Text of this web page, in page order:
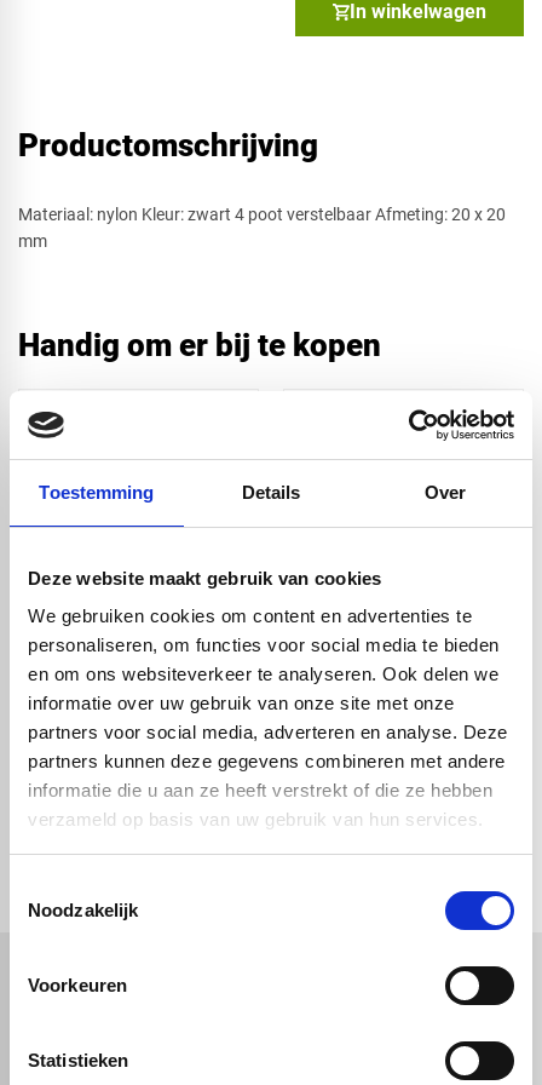
Toestemming Details Over
Deze website maakt gebruik van cookies
We gebruiken cookies om content en advertenties te
personaliseren, om functies voor social media te bieden
en om ons websiteverkeer te analyseren. Ook delen we
informatie over uw gebruik van onze site met onze
partners voor social media, adverteren en analyse. Deze
partners kunnen deze gegevens combineren met andere
informatie die u aan ze heeft verstrekt of die ze hebben
verzameld op basis van uw gebruik van hun services.
Noodzakelijk
Voorkeuren
Statistieken
In winkelwagen
Productomschrijving
​Materiaal: nylon Kleur: zwart 4 poot verstelbaar Afmeting: 20 x 20
mm
Handig om er bij te kopen
Connector Zwart -
20x20mm - scharnier
€ 4,08
Connector Zwart -
20x20mm - 3 poot
verstelbaar
€ 5,06
€ 750,-
check_circleKlanten geven Vos Kunststoffen een9,0/10na2662 beoordelingen
Plexiglas